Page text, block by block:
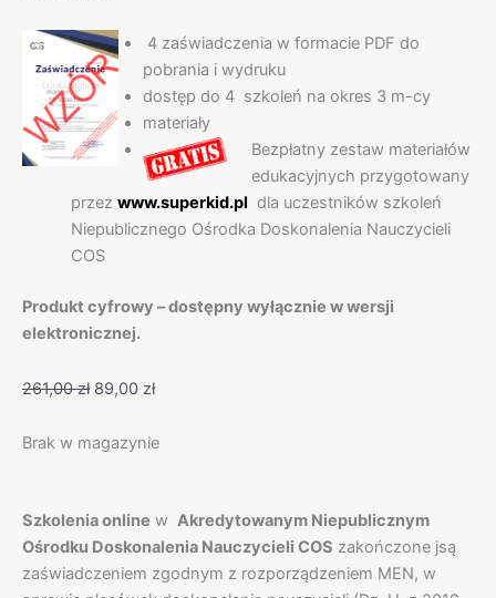
4 zaświadczenia w formacie PDF do
pobrania i wydruku
dostęp do 4 szkoleń na okres 3 m-cy
materiały
Bezpłatny zestaw materiałów
edukacyjnych przygotowany
przez www.superkid.pl dla uczestników szkoleń
Niepublicznego Ośrodka Doskonalenia Nauczycieli
COS
Produkt cyfrowy – dostępny wyłącznie w wersji
elektronicznej.
261,00zł 89,00 zł
Brak w magazynie
Szkolenia online w Akredytowanym Niepublicznym
Ośrodku Doskonalenia Nauczycieli COS zakończone jsą
zaświadczeniem zgodnym z rozporządzeniem MEN, w